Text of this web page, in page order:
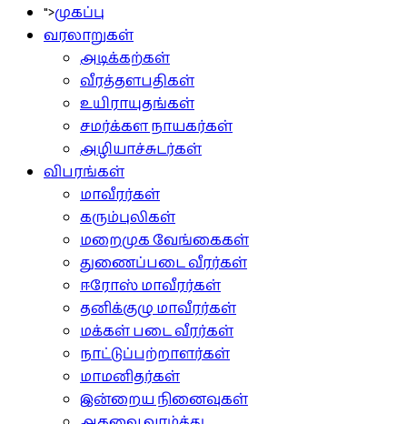
">முகப்பு
வரலாறுகள்
அடிக்கற்கள்
வீரத்தளபதிகள்
உயிராயுதங்கள்
சமர்க்கள நாயகர்கள்
அழியாச்சுடர்கள்
விபரங்கள்
மாவீரர்கள்
கரும்புலிகள்
மறைமுக வேங்கைகள்
துணைப்படை வீரர்கள்
ஈரோஸ் மாவீரர்கள்
தனிக்குழு மாவீரர்கள்
மக்கள் படை வீரர்கள்
நாட்டுப்பற்றாளர்கள்
மாமனிதர்கள்
இன்றைய நினைவுகள்